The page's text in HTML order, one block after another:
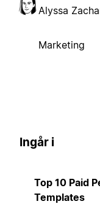
Alyssa
Marketing
Ingår i
Top 10 Paid
Templates